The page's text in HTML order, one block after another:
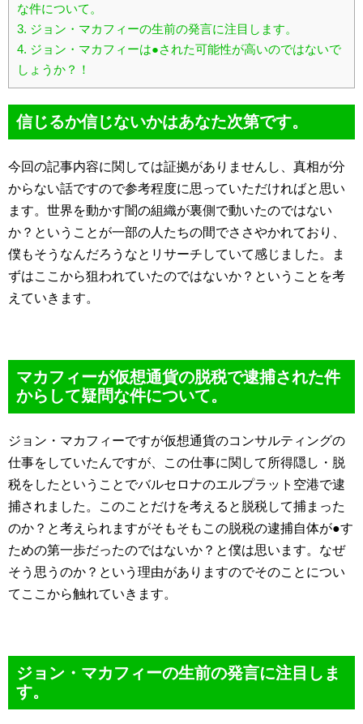
な件について。
3. ジョン・マカフィーの生前の発言に注目します。
4. ジョン・マカフィーは●された可能性が高いのではないで
しょうか？！
信じるか信じないかはあなた次第です。
今回の記事内容に関しては証拠がありませんし、真相が分
からない話ですので参考程度に思っていただければと思い
ます。世界を動かす闇の組織が裏側で動いたのではない
か？ということが一部の人たちの間でささやかれており、
僕もそうなんだろうなとリサーチしていて感じました。ま
ずはここから狙われていたのではないか？ということを考
えていきます。
マカフィーが仮想通貨の脱税で逮捕された件
からして疑問な件について。
ジョン・マカフィーですが仮想通貨のコンサルティングの
仕事をしていたんですが、この仕事に関して所得隠し・脱
税をしたということでバルセロナのエルプラット空港で逮
捕されました。このことだけを考えると脱税して捕まった
のか？と考えられますがそもそもこの脱税の逮捕自体が●す
ための第一歩だったのではないか？と僕は思います。なぜ
そう思うのか？という理由がありますのでそのことについ
てここから触れていきます。
ジョン・マカフィーの生前の発言に注目しま
す。